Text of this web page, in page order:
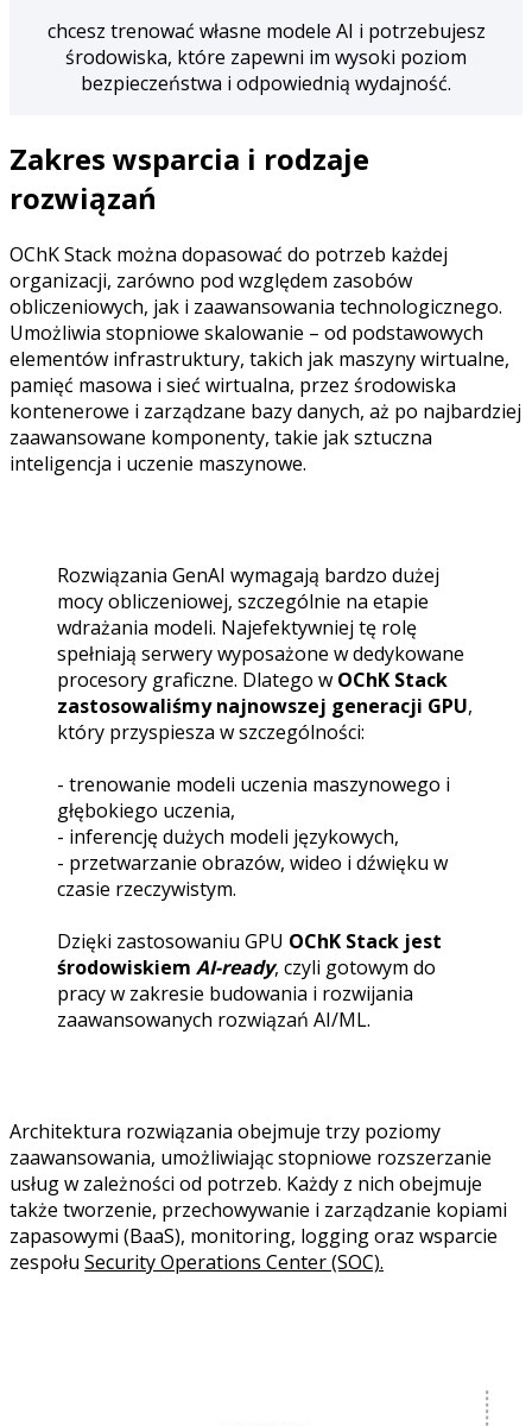
chcesz trenować własne modele AI i potrzebujesz
środowiska, które zapewni im wysoki poziom
bezpieczeństwa i odpowiednią wydajność.
Zakres wsparcia i rodzaje
rozwiązań
OChK Stack można dopasować do potrzeb każdej
organizacji, zarówno pod względem zasobów
obliczeniowych, jak i zaawansowania technologicznego.
Umożliwia stopniowe skalowanie – od podstawowych
elementów infrastruktury, takich jak maszyny wirtualne,
pamięć masowa i sieć wirtualna, przez środowiska
kontenerowe i zarządzane bazy danych, aż po najbardziej
zaawansowane komponenty, takie jak sztuczna
inteligencja i uczenie maszynowe.
Rozwiązania GenAI wymagają bardzo dużej
mocy obliczeniowej, szczególnie na etapie
wdrażania modeli. Najefektywniej tę rolę
spełniają serwery wyposażone w dedykowane
procesory graficzne. Dlatego w OChK Stack
zastosowaliśmy najnowszej generacji GPU,
który przyspiesza w szczególności:
- trenowanie modeli uczenia maszynowego i
głębokiego uczenia,
- inferencję dużych modeli językowych,
- przetwarzanie obrazów, wideo i dźwięku w
czasie rzeczywistym.
Dzięki zastosowaniu GPU OChK Stack jest
środowiskiem AI-ready, czyli gotowym do
pracy w zakresie budowania i rozwijania
zaawansowanych rozwiązań AI/ML.
Architektura rozwiązania obejmuje trzy poziomy
zaawansowania, umożliwiając stopniowe rozszerzanie
usług w zależności od potrzeb. Każdy z nich obejmuje
także tworzenie, przechowywanie i zarządzanie kopiami
zapasowymi (BaaS), monitoring, logging oraz wsparcie
zespołu Security Operations Center (SOC).